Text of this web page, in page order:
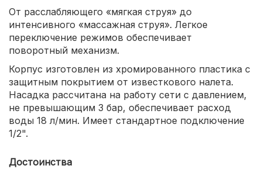
От расслабляющего «мягкая струя» до
интенсивного «массажная струя». Легкое
переключение режимов обеспечивает
поворотный механизм.
Корпус изготовлен из хромированного пластика с
защитным покрытием от известкового налета.
Насадка рассчитана на работу сети с давлением,
не превышающим 3 бар, обеспечивает расход
воды 18 л/мин. Имеет стандартное подключение
1/2".
Достоинства